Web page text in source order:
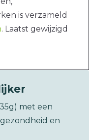
is verzameld
. Laatst gewijzigd
met een
en